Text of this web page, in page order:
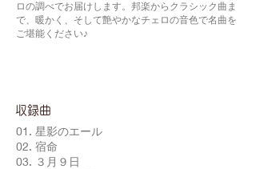
ロの調べでお届けします。邦楽からクラシック曲ま
で、暖かく、そして艶やかなチェロの音色で名曲を
ご堪能ください♪
​収録曲
01. 星影のエール
02. 宿命
03. ３月９日